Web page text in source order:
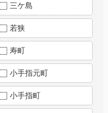
三ケ島
若狭
寿町
小手指元町
小手指町